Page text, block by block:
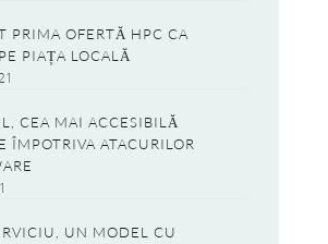
PRIMA OFERTĂ HPC CA
PIAȚA LOCALĂ
CEA MAI ACCESIBILĂ
ÎMPOTRIVA ATACURILOR
UN MODEL CU